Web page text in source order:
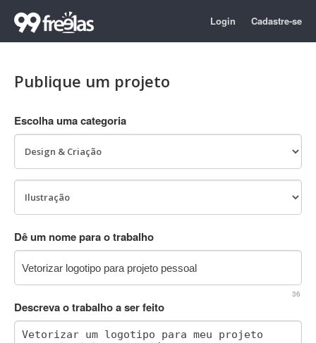
Login Cadastre-se
Publique um projeto
Escolha uma categoria
Dê um nome para o trabalho
36
Descreva o trabalho a ser feito